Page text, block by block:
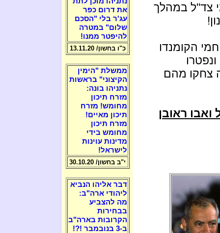
צד"ל במהלך
הקומנדו
צחקו מהם
ואבו ראובן
את דרום כפר
עג'ר בלי "הסכם
שלום" במטרה
להיפטר ממנו!
כ"ו בחשון/ 13.11.20
ממשלת "הימין
הקיצוני" בראשות
נתניהו בונה:
מזרח תיכון
מחומש! מזרח
תיכון מאיים!
מזרח תיכון
מחומש בידי
מדינות עוינות
לישראל!
י"ב בחשון/ 30.10.20
דבר אליהו הנביא
ליהודי ארה"ב:
מה להצביע
בבחירות
הקרובות בארה"ב
ב-3 בנובמבר !?!